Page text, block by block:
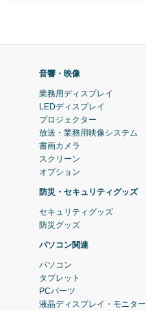
音響・映像
業務用ディスプレイ
LEDディスプレイ
プロジェクター
放送・業務用映像システム
書画カメラ
スクリーン
オプション
防災・セキュリティグッズ
セキュリティグッズ
防災グッズ
パソコン関連
パソコン
タブレット
PCパーツ
液晶ディスプレイ・モニター